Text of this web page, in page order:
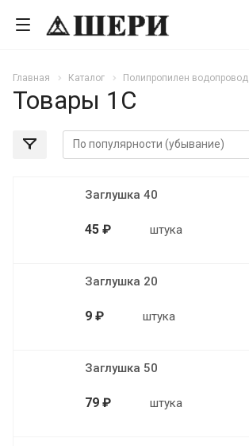
Главная Каталог Полипропилен водопровод
Товары 1С
Заглушка 40
45 ₽ штука
Заглушка 20
9 ₽ штука
Заглушка 50
79 ₽ штука